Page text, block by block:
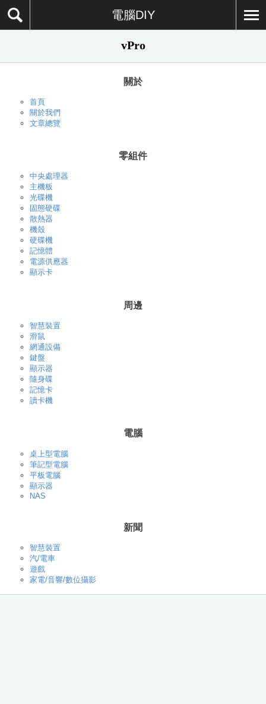
電腦DIY
vPro
關於
首頁
關於我們
文章總覽
零組件
中央處理器
主機板
光碟機
固態硬碟
散熱器
機殼
硬碟機
記憶體
電源供應器
顯示卡
周邊
智慧裝置
滑鼠
網通設備
鍵盤
顯示器
隨身碟
記憶卡
讀卡機
電腦
桌上型電腦
筆記型電腦
平板電腦
顯示器
NAS
新聞
智慧裝置
汽/電車
遊戲
家電/音響/數位攝影